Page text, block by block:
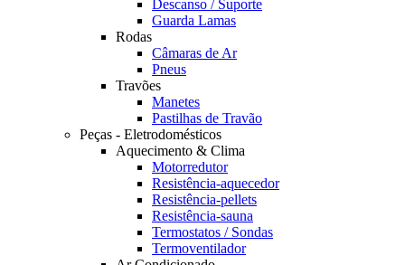
Descanso / Suporte
Guarda Lamas
Rodas
Câmaras de Ar
Pneus
Travões
Manetes
Pastilhas de Travão
Peças - Eletrodomésticos
Aquecimento & Clima
Motorredutor
Resistência-aquecedor
Resistência-pellets
Resistência-sauna
Termostatos / Sondas
Termoventilador